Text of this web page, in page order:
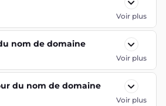
Voir plus
nom de domaine
Voir plus
du nom de domaine
Voir plus